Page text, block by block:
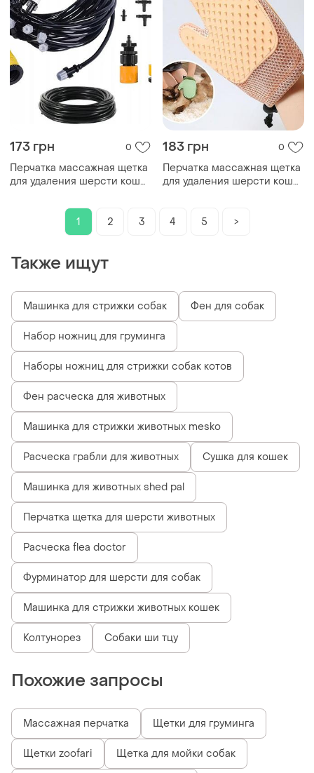
173 грн 0
Перчатка массажная щетка
для удаления шерсти кошек
царапин xl-147
183 грн 0
Перчатка массажная щетка
для удаления шерсти кошек
1
2 3 4 5 >
Также ищут
Машинка для стрижки собак Фен для собак
Набор ножниц для груминга
Наборы ножниц для стрижки собак котов
Фен расческа для животных
Машинка для стрижки животных mesko
Расческа грабли для животных Сушка для кошек
Машинка для животных shed pal
Перчатка щетка для шерсти животных
Расческа flea doctor
Фурминатор для шерсти для собак
Машинка для стрижки животных кошек
Колтунорез Собаки ши тцу
Похожие запросы
Массажная перчатка Щетки для груминга
Щетки zoofari Щетка для мойки собак